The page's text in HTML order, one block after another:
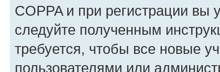
COPPA и при регистрации вы
следуйте полученным
требуется, чтобы все новые
пользователями или